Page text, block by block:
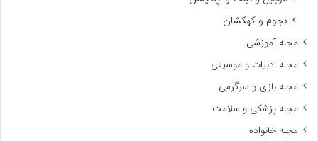
نجوم و کهکشان
مجله آموزشی
مجله ادبیات و موسیقی
مجله بازی و سرگرمی
مجله پزشکی و سلامت
مجله خانواده